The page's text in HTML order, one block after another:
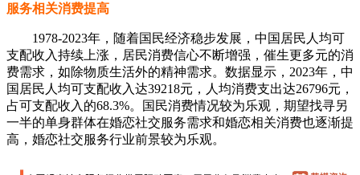
服务相关消费提高
1978-2023年，随着国民经济稳步发展，中国居民人均可
支配收入持续上涨，居民消费信心不断增强，催生更多元的消
费需求，如除物质生活外的精神需求。数据显示，2023年，中
国居民人均可支配收入达39218元，人均消费支出达26796元，
占可支配收入的68.3%。国民消费情况较为乐观，期望找寻另
一半的单身群体在婚恋社交服务需求和婚恋相关消费也逐渐提
高，婚恋社交服务行业前景较为乐观。